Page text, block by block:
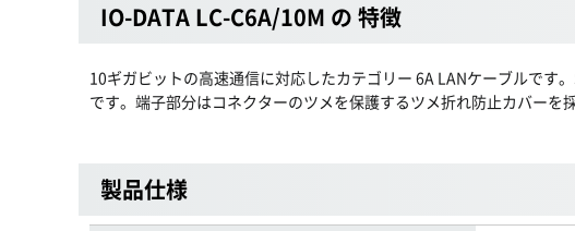
IO-DATA LC-C6A/10M の 特徴
10ギガビットの高速通信に対応したカテゴリー 6A LANケーブルです
です。端子部分はコネクターのツメを保護するツメ折れ防止カバーを採
製品仕様